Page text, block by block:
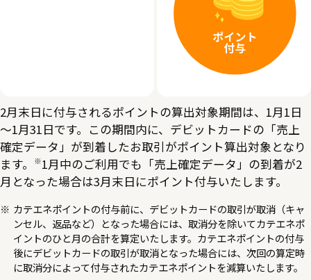
2月末日に付与されるポイントの算出対象期間は、1月1日
～1月31日です。この期間内に、デビットカードの「売上
確定データ」が到着したお取引がポイント算出対象となり
ます。
※1月中のご利用でも「売上確定データ」の到着が2
月となった場合は3月末日にポイント付与いたします。
カテエネポイントの付与前に、デビットカードの取引が取消（キャ
ンセル、返品など）となった場合には、取消分を除いてカテエネポ
イントのひと月の合計を算定いたします。カテエネポイントの付与
後にデビットカードの取引が取消となった場合には、次回の算定時
に取消分によって付与されたカテエネポイントを減算いたします。